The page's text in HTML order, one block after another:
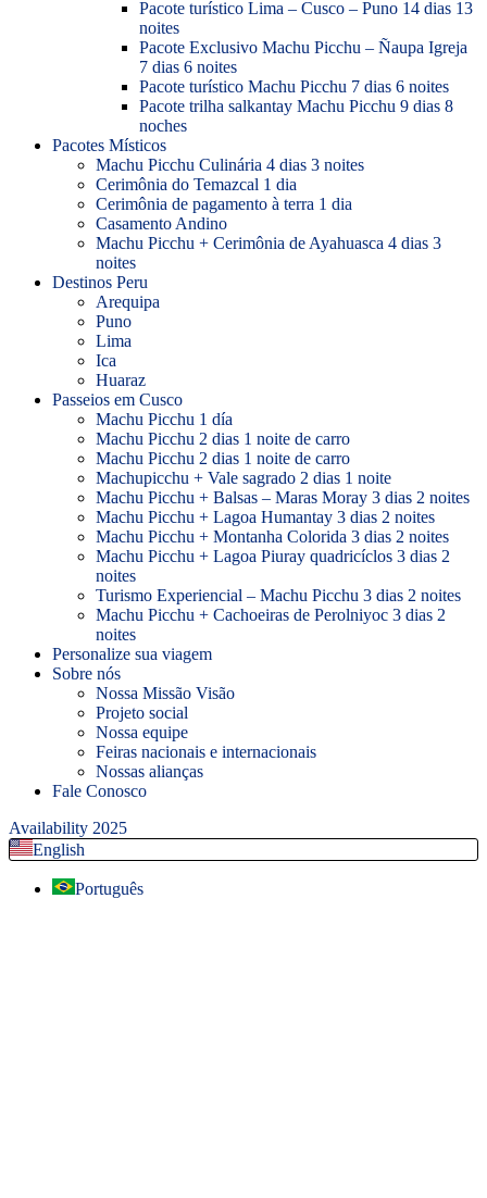
Pacote turístico Lima – Cusco – Puno 14 dias 13
noites
Pacote Exclusivo Machu Picchu – Ñaupa Igreja
7 dias 6 noites
Pacote turístico Machu Picchu 7 dias 6 noites
Pacote trilha salkantay Machu Picchu 9 dias 8
noches
Pacotes Místicos
Machu Picchu Culinária 4 dias 3 noites
Cerimônia do Temazcal 1 dia
Cerimônia de pagamento à terra 1 dia
Casamento Andino
Machu Picchu + Cerimônia de Ayahuasca 4 dias 3
noites
Destinos Peru
Arequipa
Puno
Lima
Ica
Huaraz
Passeios em Cusco
Machu Picchu 1 día
Machu Picchu 2 dias 1 noite de carro
Machu Picchu 2 dias 1 noite de carro
Machupicchu + Vale sagrado 2 dias 1 noite
Machu Picchu + Balsas – Maras Moray 3 dias 2 noites
Machu Picchu + Lagoa Humantay 3 dias 2 noites
Machu Picchu + Montanha Colorida 3 dias 2 noites
Machu Picchu + Lagoa Piuray quadricíclos 3 dias 2
noites
Turismo Experiencial – Machu Picchu 3 dias 2 noites
Machu Picchu + Cachoeiras de Perolniyoc 3 dias 2
noites
Personalize sua viagem
Sobre nós
Nossa Missão Visão
Projeto social
Nossa equipe
Feiras nacionais e internacionais
Nossas alianças
Fale Conosco
Availability 2025
English
Português